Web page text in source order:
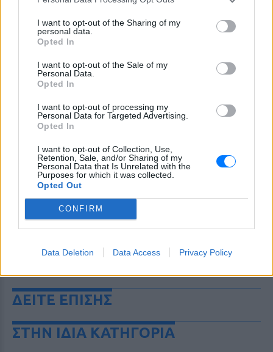
I want to opt-out of the Sharing of my
personal data.
Opted In
I want to opt-out of the Sale of my
Personal Data.
Opted In
I want to opt-out of processing my
Personal Data for Targeted Advertising.
Opted In
I want to opt-out of Collection, Use,
Retention, Sale, and/or Sharing of my
Personal Data that Is Unrelated with the
Purposes for which it was collected.
Opted Out
CONFIRM
Data Deletion Data Access Privacy Policy
ΔΙΑΦΗΜΙΣΗ
ΔΕΙΤΕ ΕΠΙΣΗΣ
ΣΤΗΝ ΙΔΙΑ ΚΑΤΗΓΟΡΙΑ